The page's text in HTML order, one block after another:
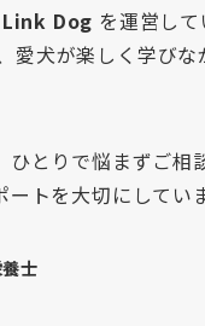
Link Dog を運営して
犬が楽しく学び
とりで悩まずご相
トを大切にしていま
養士